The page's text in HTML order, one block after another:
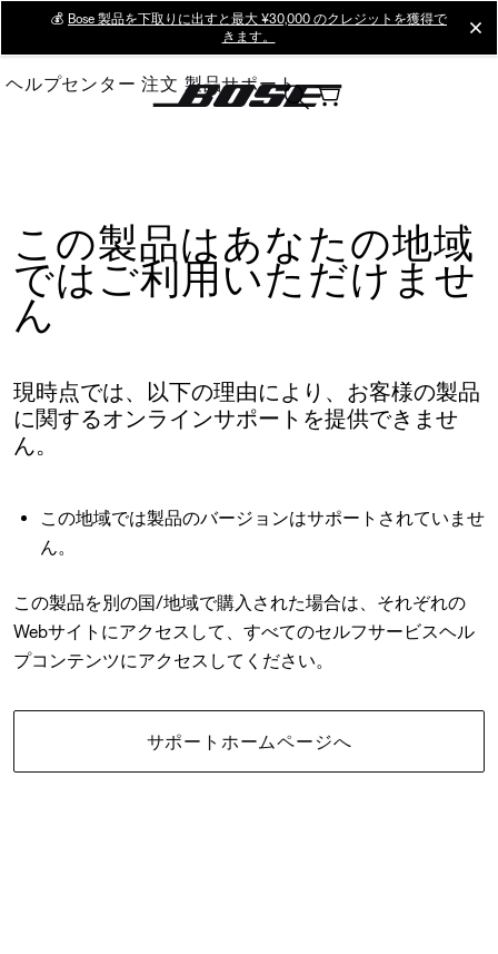
Main
💰 Bose 製品を下取りに出すと最大 ¥30,000 のクレジットを獲得で
きます。
ヘルプセンター 注文 製品サポート
この製品はあなたの地域
ではご利用いただけませ
ん
現時点では、以下の理由により、お客様の製品
に関するオンラインサポートを提供できませ
ん。
この地域では製品のバージョンはサポートされていませ
ん。
この製品を別の国/地域で購入された場合は、それぞれの
Webサイトにアクセスして、すべてのセルフサービスヘル
プコンテンツにアクセスしてください。
サポートホームページへ